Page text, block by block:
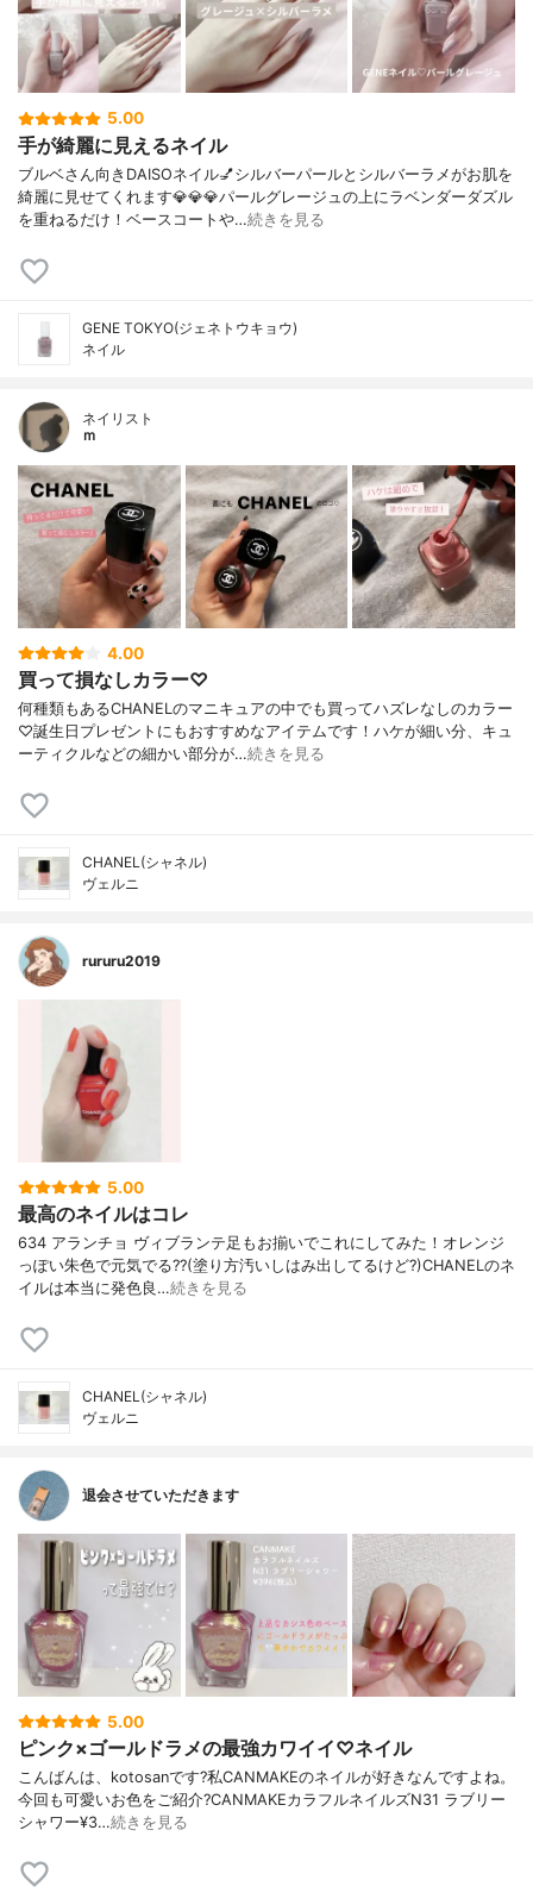
5.00
手が綺麗に見えるネイル
ブルベさん向きDAISOネイル💅シルバーパールとシルバーラメがお肌を
綺麗に見せてくれます💎💎💎パールグレージュの上にラベンダーダズル
を重ねるだけ！ベースコートや…続きを見る
GENE TOKYO(ジェネトウキョウ)
ネイル
ネイリスト
ｍ
4.00
買って損なしカラー♡
何種類もあるCHANELのマニキュアの中でも買ってハズレなしのカラー
♡誕生日プレゼントにもおすすめなアイテムです！ハケが細い分、キュ
ーティクルなどの細かい部分が…続きを見る
CHANEL(シャネル)
ヴェルニ
rururu2019
5.00
最高のネイルはコレ
634 アランチョ ヴィブランテ足もお揃いでこれにしてみた！オレンジ
っぽい朱色で元気でる??(塗り方汚いしはみ出してるけど?)CHANELのネ
イルは本当に発色良…続きを見る
CHANEL(シャネル)
ヴェルニ
退会させていただきます
5.00
ピンク×ゴールドラメの最強カワイイ♡ネイル
こんばんは、kotosanです?私CANMAKEのネイルが好きなんですよね。
今回も可愛いお色をご紹介?CANMAKEカラフルネイルズN31 ラブリー
シャワー¥3…続きを見る